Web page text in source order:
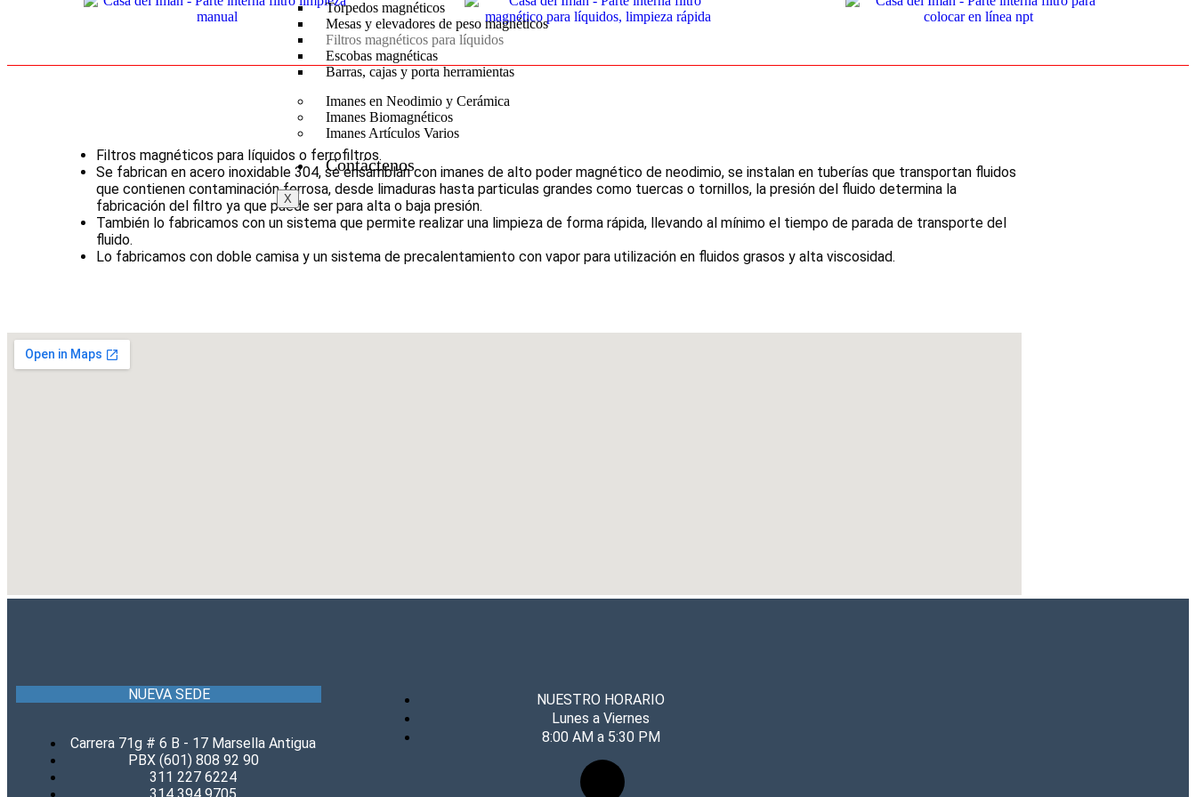
Torpedos magnéticos
Mesas y elevadores de peso magnéticos
Filtros magnéticos para líquidos
Escobas magnéticas
Barras, cajas y porta herramientas
Imanes en Neodimio y Cerámica
Imanes Biomagnéticos
Imanes Artículos Varios
Contáctenos
X
Filtros magnéticos para líquidos o ferrofiltros.
Se fabrican en acero inoxidable 304, se ensamblan con imanes de alto poder magnético de neodimio, se instalan en tuberías que transportan fluidos
que contienen contaminación ferrosa, desde limaduras hasta particulas grandes como tuercas o tornillos, la presión del fluido determina la
fabricación del filtro ya que puede ser para alta o baja presión.
También lo fabricamos con un sistema que permite realizar una limpieza de forma rápida, llevando al mínimo el tiempo de parada de transporte del
fluido.
Lo fabricamos con doble camisa y un sistema de precalentamiento con vapor para utilización en fluidos grasos y alta viscosidad.
NUEVA SEDE
Carrera 71g # 6 B - 17 Marsella Antigua
PBX (601) 808 92 90
311 227 6224
NUESTRO HORARIO
Lunes a Viernes
8:00 AM a 5:30 PM